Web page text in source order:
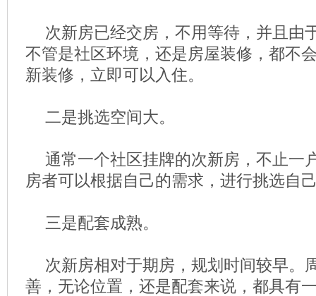
次新房已经交房，不用等待，并且由
不管是社区环境，还是房屋装修，都不
新装修，立即可以入住。
二是挑选空间大。
通常一个社区挂牌的次新房，不止一
房者可以根据自己的需求，进行挑选自
三是配套成熟。
次新房相对于期房，规划时间较早。
善，无论位置，还是配套来说，都具有